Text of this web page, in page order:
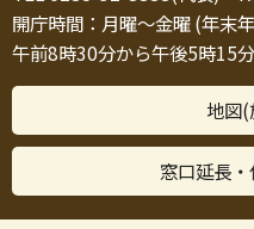
開庁時間：月曜～金曜 (年末
午前8時30分から午後5時15
地図(
窓口延長